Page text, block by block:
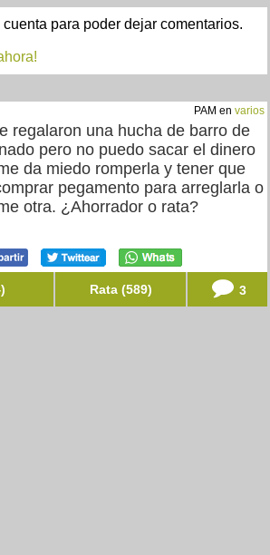
para poder dejar comentarios.
PAM en varios
regalaron una hucha de barro de
pero no puedo sacar el dinero
da miedo romperla y tener que
pegamento para arreglarla o
otra. ¿Ahorrador o rata?
Rata (589) 3